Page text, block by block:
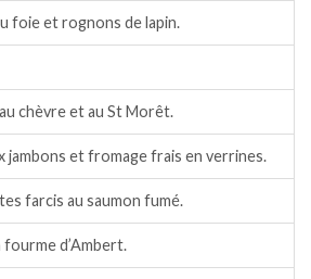
foie et rognons de lapin.
chèvre et au St Morêt.
jambons et fromage frais en verrines.
farcis au saumon fumé.
d’Ambert.